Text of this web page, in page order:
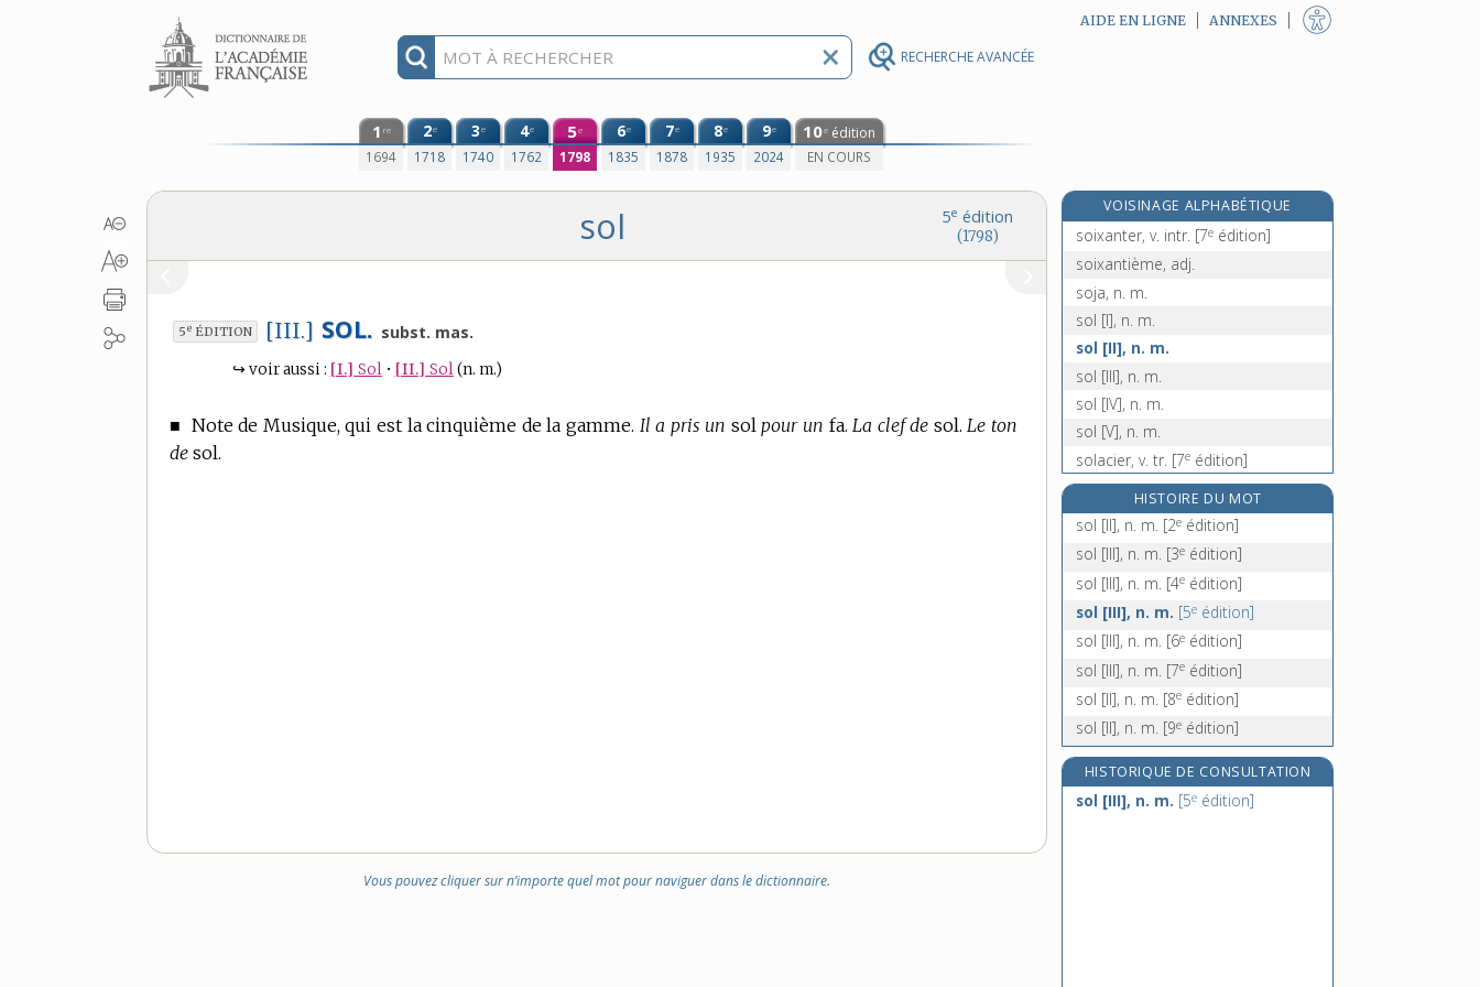
RECHERCHE AVANCÉE
Aller au contenu AIDE EN LIGNE ANNEXES
1 re
1694
2e
1718
3e
1740
4e
1762
5e
1798
6e
1835
7e
1878
8e
1935
9e
2024
10e édition
EN COURS
5e édition
(1798)
sol
5e ÉDITION [III.] SOL. subst. mas.
↪ voir aussi : [I.] Sol• [II.] Sol(n. m.)
■ Note de Musique, qui est la cinquième de la gamme. Il a pris un sol pour un fa. La clef de sol. Le ton
de sol.
Vous pouvez cliquer sur n’importe quel mot pour naviguer dans le dictionnaire.
VOISINAGE ALPHABÉTIQUE
soixante-huitard, -arde, adj.
soixanter, v. intr. [7e édition]
soixantième, adj.
soja, n. m.
sol [I], n. m.
sol [II], n. m.
sol [III], n. m.
sol [IV], n. m.
sol [V], n. m.
solacier, v. tr. [7e édition]
solage, n. m.[1reédition]
sol-air, loc. adj.
solaire, adj.
solanacées, n. f. pl.
solandre, n. f.
HISTOIRE DU MOT
sol [II], n. m. [2e édition]
sol [III], n. m. [3e édition]
sol [III], n. m. [4e édition]
sol [III], n. m. [5e édition]
sol [III], n. m. [6e édition]
sol [III], n. m. [7e édition]
sol [II], n. m. [8e édition]
sol [II], n. m. [9e édition]
HISTORIQUE DE CONSULTATION
sol [III], n. m. [5e édition]